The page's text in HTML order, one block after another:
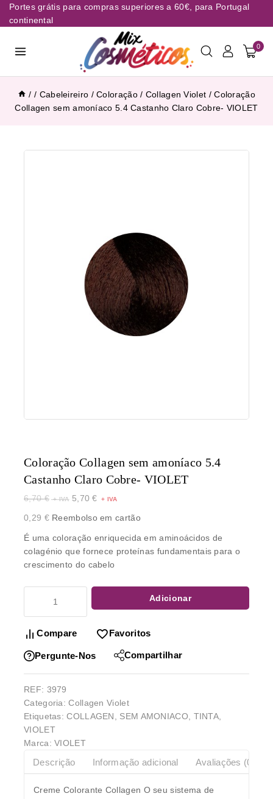
Portes grátis para compras superiores a 60€, para Portugal
continental
0
/ / Cabeleireiro / Coloração / Collagen Violet / Coloração
Collagen sem amoníaco 5.4 Castanho Claro Cobre- VIOLET
Coloração Collagen sem amoníaco 5.4
Castanho Claro Cobre- VIOLET
6,70€ 5,70€
0,29 €Reembolso em cartão
É uma coloração enriquecida em aminoácidos de
colagénio que fornece proteínas fundamentais para o
crescimento do cabelo
Adicionar
Compare Favoritos
Pergunte-Nos Compartilhar
REF: 3979
Categoria:Collagen Violet
Etiquetas:COLLAGEN, SEM AMONIACO, TINTA,
VIOLET
Marca:VIOLET
Descrição Informação adicional Avaliações (0)
Creme Colorante Collagen O seu sistema de